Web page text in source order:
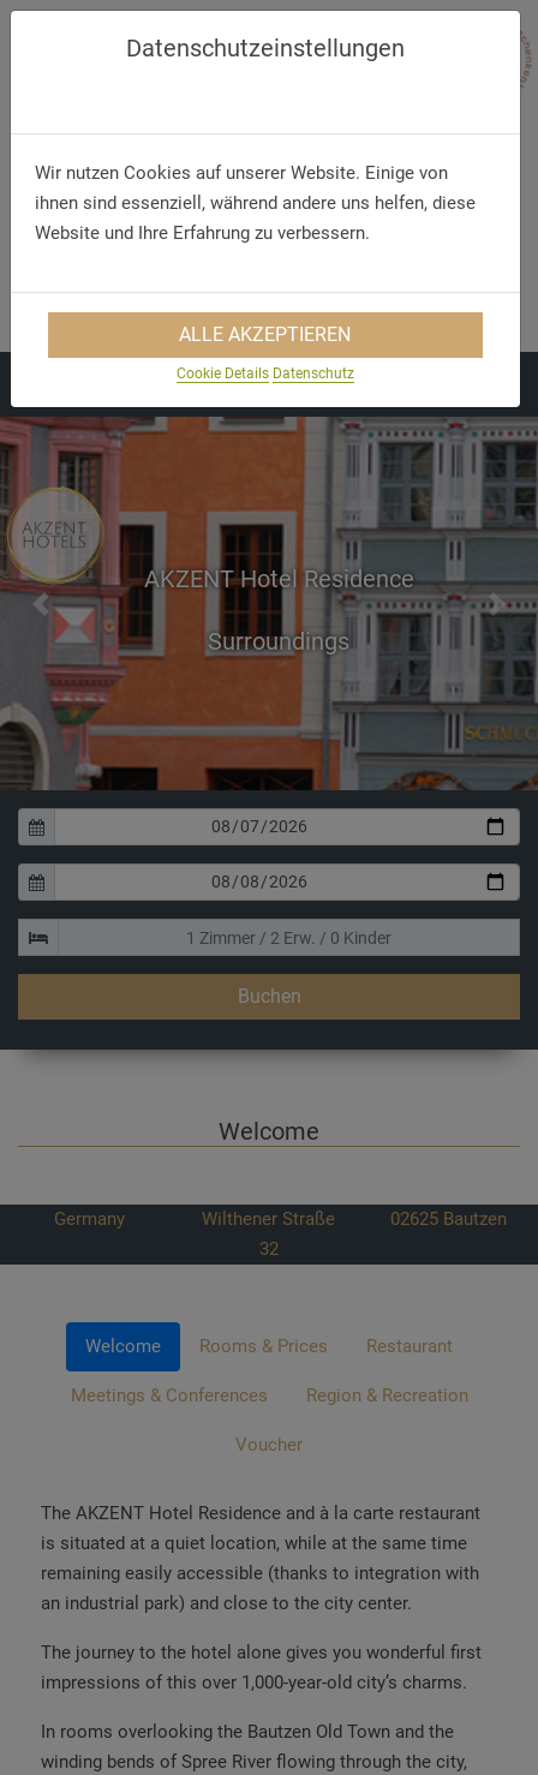
+49 (35 91) 27 95 75
bautzen-hotels@t-online.de
AKZENT Hotel Residence
Previous Next
Buchen
Welcome
Germany
Wilthener Straße
32
02625 Bautzen
Welcome Rooms & Prices Restaurant
Meetings & Conferences Region & Recreation
Voucher
The AKZENT Hotel Residence and à la carte restaurant
is situated at a quiet location, while at the same time
remaining easily accessible (thanks to integration with
an industrial park) and close to the city center.
The journey to the hotel alone gives you wonderful first
impressions of this over 1,000-year-old city’s charms.
In rooms overlooking the Bautzen Old Town and the
winding bends of Spree River flowing through the city,
Datenschutzeinstellungen
Wir nutzen Cookies auf unserer Website. Einige von
ihnen sind essenziell, während andere uns helfen, diese
Website und Ihre Erfahrung zu verbessern.
ALLE AKZEPTIEREN
Cookie Details Datenschutz